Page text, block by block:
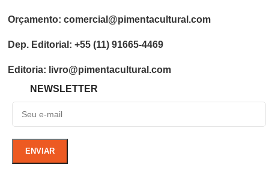
Orçamento: comercial@pimentacultural.com
Dep. Editorial: +55 (11) 91665-4469
Editoria: livro@pimentacultural.com
NEWSLETTER